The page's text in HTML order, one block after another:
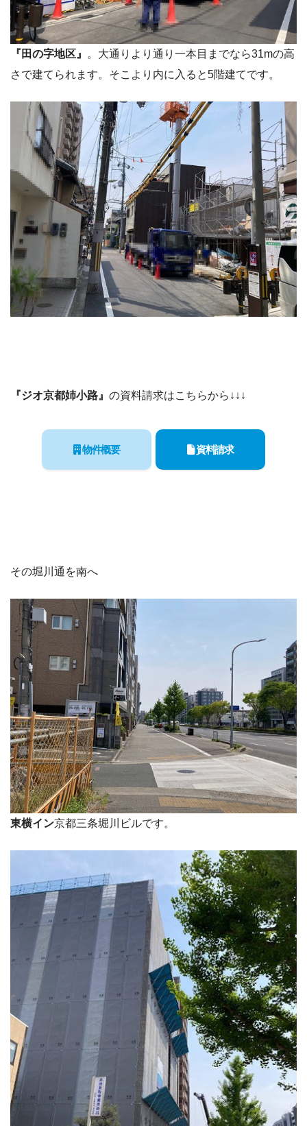
『田の字地区』
。大通りより通り一本目までなら31mの高
さで建てられます。そこより内に入ると5階建てです。
『ジオ京都姉小路』 の資料請求はこちらから↓↓↓
物件概要 資料請求
その堀川通を南へ
東横イン京都三条堀川ビルです。